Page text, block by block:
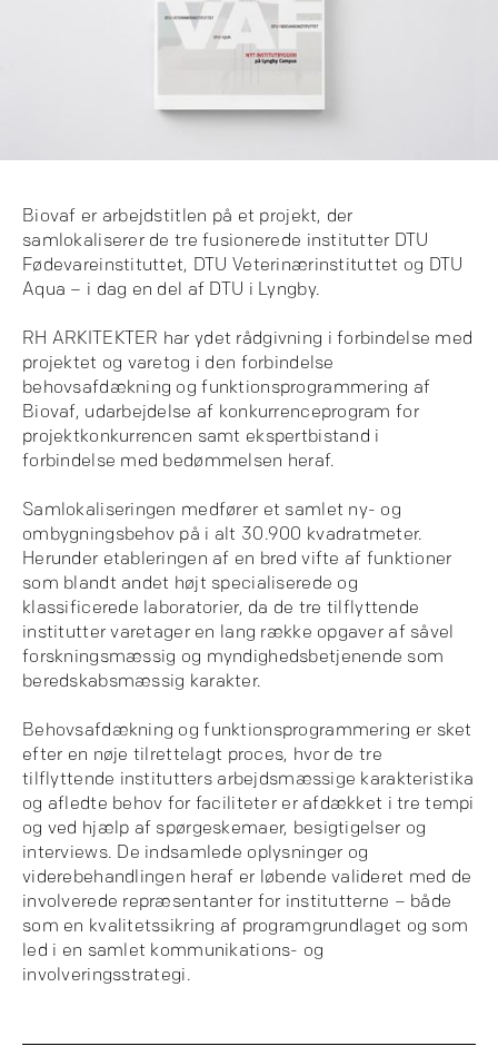
Biovaf er arbejdstitlen på et projekt, der
samlokaliserer de tre fusionerede institutter DTU
Fødevareinstituttet, DTU Veterinærinstituttet og DTU
Aqua – i dag en del af DTU i Lyngby.
RH ARKITEKTER har ydet rådgivning i forbindelse med
projektet og varetog i den forbindelse
behovsafdækning og funktionsprogrammering af
Biovaf, udarbejdelse af konkurrenceprogram for
projektkonkurrencen samt ekspertbistand i
forbindelse med bedømmelsen heraf.
Samlokaliseringen medfører et samlet ny- og
ombygningsbehov på i alt 30.900 kvadratmeter.
Herunder etableringen af en bred vifte af funktioner
som blandt andet højt specialiserede og
klassificerede laboratorier, da de tre tilflyttende
institutter varetager en lang række opgaver af såvel
forskningsmæssig og myndighedsbetjenende som
beredskabsmæssig karakter.
Behovsafdækning og funktionsprogrammering er sket
efter en nøje tilrettelagt proces, hvor de tre
tilflyttende institutters arbejdsmæssige karakteristika
og afledte behov for faciliteter er afdækket i tre tempi
og ved hjælp af spørgeskemaer, besigtigelser og
interviews. De indsamlede oplysninger og
viderebehandlingen heraf er løbende valideret med de
involverede repræsentanter for institutterne – både
som en kvalitetssikring af programgrundlaget og som
led i en samlet kommunikations- og
involveringsstrategi.